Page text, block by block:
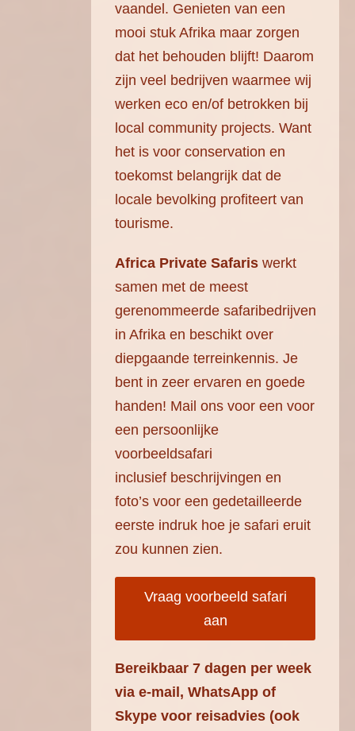
vaandel. Genieten van een
mooi stuk Afrika maar zorgen
dat het behouden blijft! Daarom
zijn veel bedrijven waarmee wij
werken eco en/of betrokken bij
local community projects. Want
het is voor conservation en
toekomst belangrijk dat de
locale bevolking profiteert van
tourisme.
Africa Private Safaris werkt
samen met de meest
gerenommeerde safaribedrijven
in Afrika en beschikt over
diepgaande terreinkennis. Je
bent in zeer ervaren en goede
handen! Mail ons voor een voor
een persoonlijke
voorbeeldsafari
inclusief beschrijvingen en
foto’s voor een gedetailleerde
eerste indruk hoe je safari eruit
zou kunnen zien.
Vraag voorbeeld safari
aan
Bereikbaar 7 dagen per week
via e-mail, WhatsApp of
Skype voor reisadvies (ook